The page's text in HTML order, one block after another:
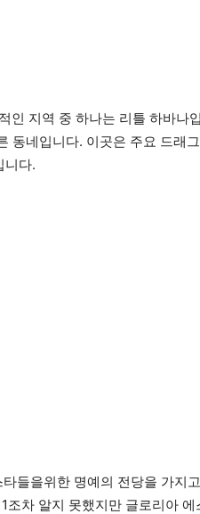
인 지역 중 하나는 리틀 하바나
동네입니다. 이곳은 주요 드래
니다.
들을위한 명예의 전당을 가지
조차 알지 못했지만 글로리아